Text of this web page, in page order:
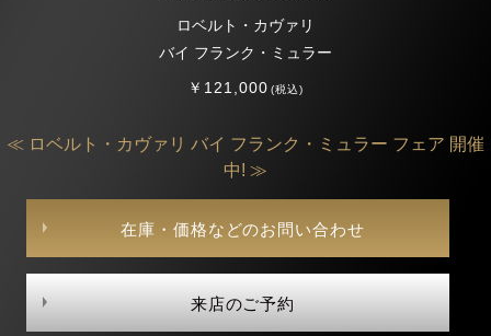
ロベルト・カヴァリ
バイ フランク・ミュラー
￥121,000(税込)
≪ ロベルト・カヴァリ バイ フランク・ミュラー フェア 開催
中! ≫
在庫・価格などのお問い合わせ
来店のご予約